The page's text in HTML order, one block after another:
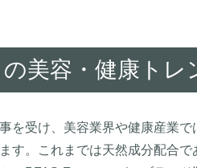
美容・健康トレ
を受け、美容業界や健康産業で
す。これまでは天然成分配合